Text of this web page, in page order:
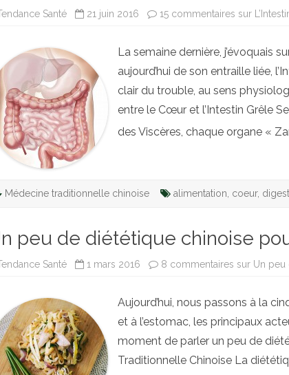
Santé 21 juin 2016 15 commentaires sur
La semaine dernière, j’évoquais
aujourd’hui de son entraille liée,
clair du trouble, au sens
entre le Cœur et l’Intestin Grêle
des Viscères, chaque organe «
Médecine traditionnelle chinoise alimentation coeur,
peu de diététique chinoise
Santé 1 mars 2016 8 commentaires sur Un peu
Aujourd’hui, nous passons à la
et à l’estomac, les principaux
moment de parler un peu de
Traditionnelle Chinoise La